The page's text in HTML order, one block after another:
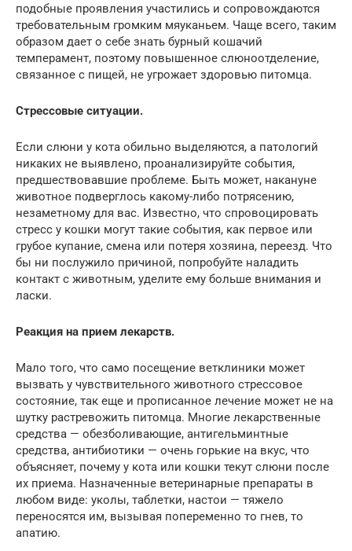
подобные проявления участились и сопровождаются
требовательным громким мяуканьем. Чаще всего, таким
образом дает о себе знать бурный кошачий
темперамент, поэтому повышенное слюноотделение,
связанное с пищей, не угрожает здоровью питомца.
Стрессовые ситуации.
Если слюни у кота обильно выделяются, а патологий
никаких не выявлено, проанализируйте события,
предшествовавшие проблеме. Быть может, накануне
животное подверглось какому-либо потрясению,
незаметному для вас. Известно, что спровоцировать
стресс у кошки могут такие события, как первое или
грубое купание, смена или потеря хозяина, переезд. Что
бы ни послужило причиной, попробуйте наладить
контакт с животным, уделите ему больше внимания и
ласки.
Реакция на прием лекарств.
Мало того, что само посещение ветклиники может
вызвать у чувствительного животного стрессовое
состояние, так еще и прописанное лечение может не на
шутку растревожить питомца. Многие лекарственные
средства — обезболивающие, антигельминтные
средства, антибиотики — очень горькие на вкус, что
объясняет, почему у кота или кошки текут слюни после
их приема. Назначенные ветеринарные препараты в
любом виде: уколы, таблетки, настои — тяжело
переносятся им, вызывая попеременно то гнев, то
апатию.